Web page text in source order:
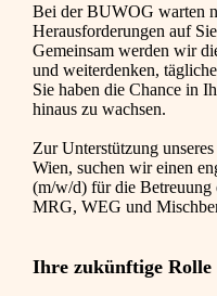
Bei der BUWOG warten
Herausforderungen auf
Gemeinsam werden wir
und weiterdenken,
Sie haben die Chance in
hinaus zu wachsen.
Zur Unterstützung
Wien, suchen wir einen
(m/w/d) für die Betreuung
MRG, WEG und
Ihre zukünftige Rolle